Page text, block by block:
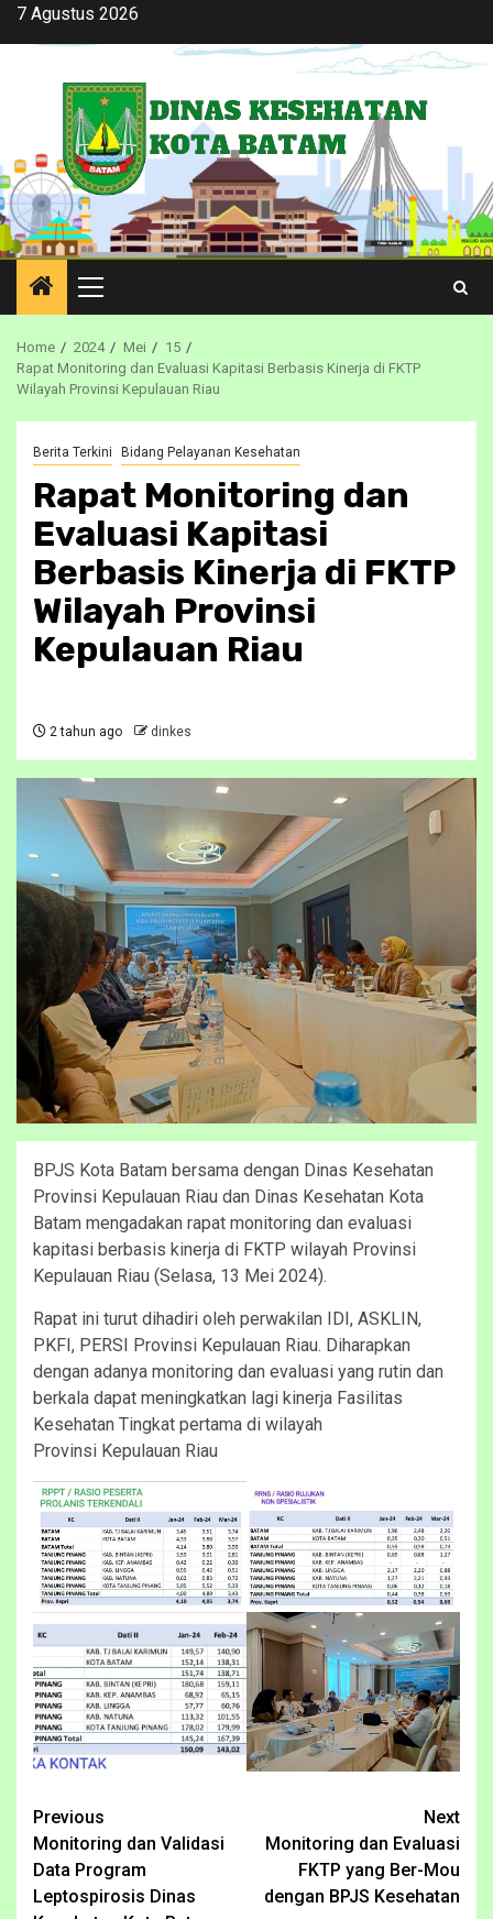
Skip7 Agustus 2026
Primary
Menu
Home 2024 Mei
15
Rapat Monitoring dan Evaluasi Kapitasi Berbasis Kinerja di FKTP
Wilayah Provinsi Kepulauan Riau
Berita Terkini Bidang Pelayanan Kesehatan
Rapat Monitoring dan
Evaluasi Kapitasi
Berbasis Kinerja di FKTP
Wilayah Provinsi
Kepulauan Riau
2 tahun ago dinkes
BPJS Kota Batam bersama dengan Dinas Kesehatan
Provinsi Kepulauan Riau dan Dinas Kesehatan Kota
Batam mengadakan rapat monitoring dan evaluasi
kapitasi berbasis kinerja di FKTP wilayah Provinsi
Kepulauan Riau (Selasa, 13 Mei 2024).
Rapat ini turut dihadiri oleh perwakilan IDI, ASKLIN,
PKFI, PERSI Provinsi Kepulauan Riau. Diharapkan
dengan adanya monitoring dan evaluasi yang rutin dan
berkala dapat meningkatkan lagi kinerja Fasilitas
Kesehatan Tingkat pertama di wilayah
Provinsi Kepulauan Riau
Continue
Reading
Previous
Monitoring dan Validasi
Data Program
Leptospirosis Dinas
Next
Monitoring dan Evaluasi
FKTP yang Ber-Mou
dengan BPJS Kesehatan